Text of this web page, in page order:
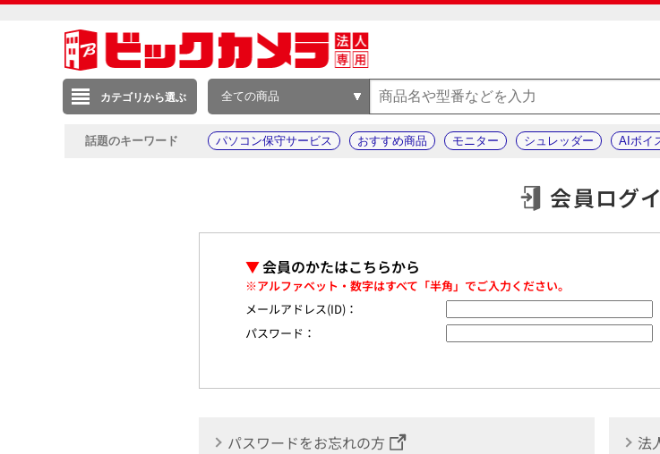
カテゴリから選ぶ 全ての商品
話題のキーワード パソコン保守サービス おすすめ商品 モニター シュレッダー AIボイ
会員ログ
▼会員のかたはこちらから
※アルファベット・数字はすべて「半角」でご入力ください。
メールアドレス(ID)：
パスワード：
パスワードをお忘れの方 法